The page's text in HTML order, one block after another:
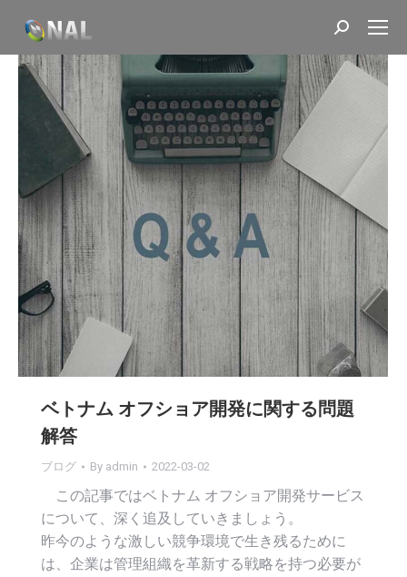
Search:
ベトナム オフショア開発に関する問題
解答
ブログ By admin 2022-03-02
この記事ではベトナム オフショア開発サービス
について、深く追及していきましょう。
昨今のような激しい競争環境で生き残るために
は、企業は管理組織を革新する戦略を持つ必要が